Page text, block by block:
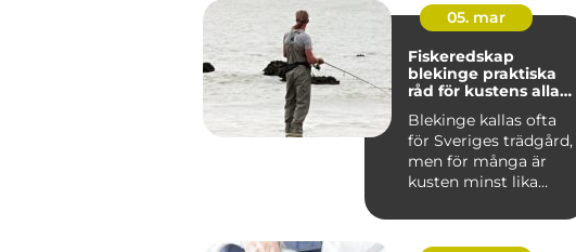
05. mar
Fiskeredskap
blekinge praktiska
råd för kustens alla
Blekinge kallas ofta
för Sveriges trädgård,
men för många är
kusten minst lika
m...